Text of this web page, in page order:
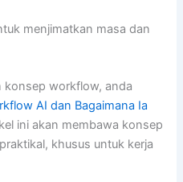
menjimatkan masa dan
konsep workflow, anda
AI dan Bagaimana Ia
ini akan membawa konsep
khusus untuk kerja